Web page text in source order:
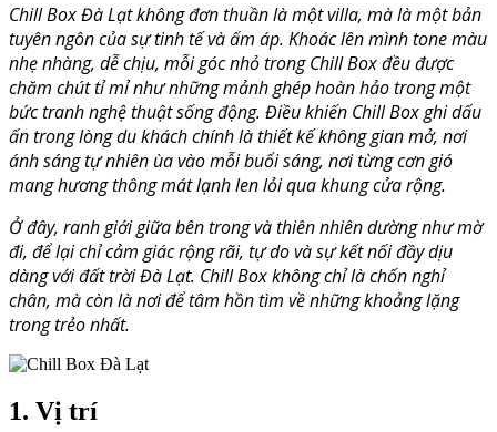
Chill Box Đà Lạt không đơn thuần là một villa, mà là một bản
tuyên ngôn của sự tinh tế và ấm áp. Khoác lên mình tone màu
nhẹ nhàng, dễ chịu, mỗi góc nhỏ trong Chill Box đều được
chăm chút tỉ mỉ như những mảnh ghép hoàn hảo trong một
bức tranh nghệ thuật sống động. Điều khiến Chill Box ghi dấu
ấn trong lòng du khách chính là thiết kế không gian mở, nơi
ánh sáng tự nhiên ùa vào mỗi buổi sáng, nơi từng cơn gió
mang hương thông mát lạnh len lỏi qua khung cửa rộng.
Ở đây, ranh giới giữa bên trong và thiên nhiên dường như mờ
đi, để lại chỉ cảm giác rộng rãi, tự do và sự kết nối đầy dịu
dàng với đất trời Đà Lạt. Chill Box không chỉ là chốn nghỉ
chân, mà còn là nơi để tâm hồn tìm về những khoảng lặng
trong trẻo nhất.
1. Vị trí